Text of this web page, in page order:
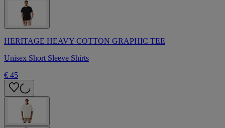
HERITAGE HEAVY COTTON GRAPHIC TEE
Unisex Short Sleeve Shirts
€ 45